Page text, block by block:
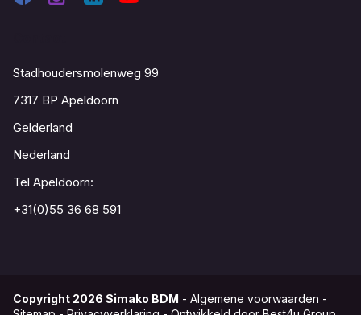
Stadhoudersmolenweg 99
7317 BP Apeldoorn
Gelderland
Nederland
Tel Apeldoorn:
+31(0)55 36 68 591
Copyright 2026 Simako BDM - Algemene voorwaarden -